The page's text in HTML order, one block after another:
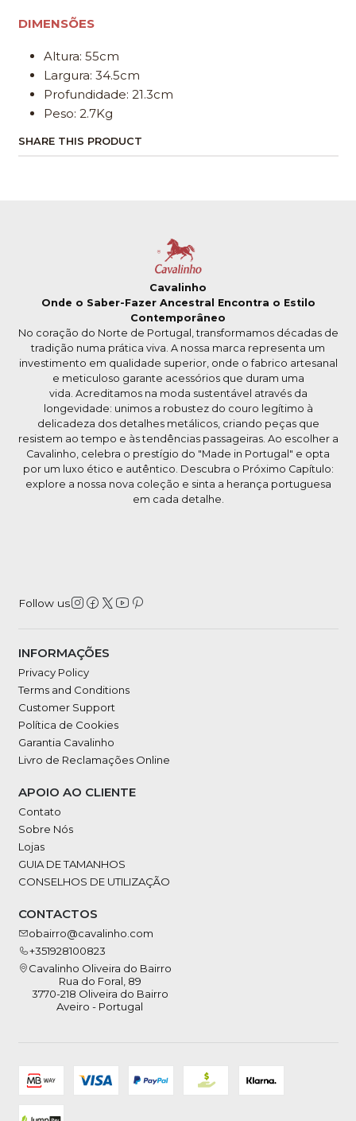
DIMENSÕES
Altura: 55cm
Largura: 34.5cm
Profundidade: 21.3cm
Peso: 2.7Kg
SHARE THIS PRODUCT
Cavalinho
Onde o Saber-Fazer Ancestral Encontra o Estilo
Contemporâneo
No coração do Norte de Portugal, transformamos décadas de
tradição numa prática viva. A nossa marca representa um
investimento em qualidade superior, onde o fabrico artesanal
e meticuloso garante acessórios que duram uma
vida. Acreditamos na moda sustentável através da
longevidade: unimos a robustez do couro legítimo à
delicadeza dos detalhes metálicos, criando peças que
resistem ao tempo e às tendências passageiras. Ao escolher a
Cavalinho, celebra o prestígio do "Made in Portugal" e opta
por um luxo ético e autêntico. Descubra o Próximo Capítulo:
explore a nossa nova coleção e sinta a herança portuguesa
em cada detalhe.
Follow us
INFORMAÇÕES
Privacy Policy
Terms and Conditions
Customer Support
Política de Cookies
Garantia Cavalinho
Livro de Reclamações Online
APOIO AO CLIENTE
Contato
Sobre Nós
Lojas
GUIA DE TAMANHOS
CONSELHOS DE UTILIZAÇÃO
CONTACTOS
obairro@cavalinho.com
+351928100823
Cavalinho Oliveira do Bairro
Rua do Foral, 89
3770-218 Oliveira do Bairro
Aveiro - Portugal